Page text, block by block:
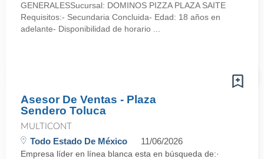
GENERALESSucursal: DOMINOS PIZZA PLAZA SAITE
Requisitos:- Secundaria Concluida- Edad: 18 años en
adelante- Disponibilidad de horario ...
Asesor De Ventas - Plaza
Sendero Toluca
MULTICONT
Todo Estado De México 11/06/2026
Empresa líder en línea blanca esta en búsqueda de:·